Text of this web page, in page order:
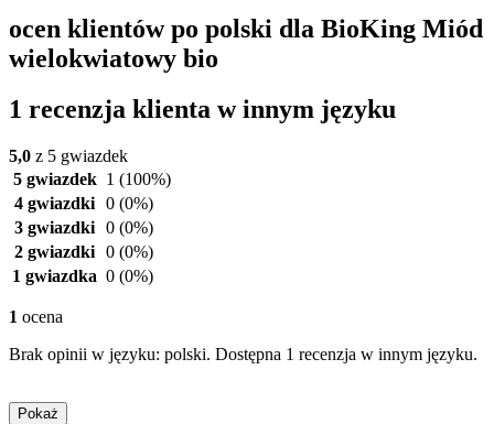
ocen klientów po polski dla BioKing Miód
wielokwiatowy bio
1 recenzja klienta w innym języku
5,0 z 5 gwiazdek
5 gwiazdek 1 (100%)
4 gwiazdki 0 (0%)
3 gwiazdki 0 (0%)
2 gwiazdki 0 (0%)
1 gwiazdka 0 (0%)
1 ocena
Brak opinii w języku: polski. Dostępna 1 recenzja w innym języku.
Pokaż